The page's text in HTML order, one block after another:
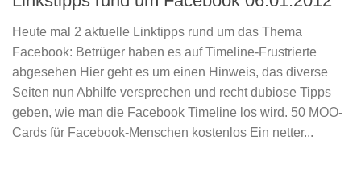
Heute mal 2 aktuelle Linktipps rund um das Thema
Facebook: Betrüger haben es auf Timeline-Frustrierte
abgesehen Hier geht es um einen Hinweis, das diverse
Seiten nun Abhilfe versprechen und recht dubiose Tipps
geben, wie man die Facebook Timeline los wird. 50 MOO-
Cards für Facebook-Menschen kostenlos Ein netter...